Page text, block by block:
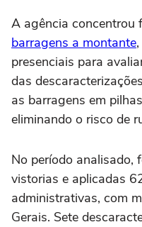
A agência concentrou
barragens a montante
presenciais para
das
as barragens em
eliminando o risco de
No período analisado,
vistorias e aplicadas
administrativas, com
Gerais. Sete